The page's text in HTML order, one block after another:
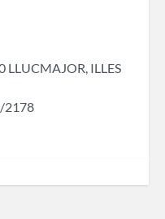
LLUCMAJOR, ​ILLES
2178